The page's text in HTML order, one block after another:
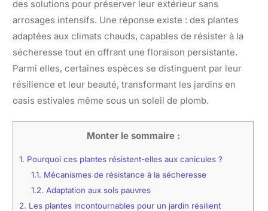
des solutions pour préserver leur extérieur sans
arrosages intensifs. Une réponse existe : des plantes
adaptées aux climats chauds, capables de résister à la
sécheresse tout en offrant une floraison persistante.
Parmi elles, certaines espèces se distinguent par leur
résilience et leur beauté, transformant les jardins en
oasis estivales même sous un soleil de plomb.
Monter le sommaire :
1. Pourquoi ces plantes résistent-elles aux canicules ?
1.1. Mécanismes de résistance à la sécheresse
1.2. Adaptation aux sols pauvres
2. Les plantes incontournables pour un jardin résilient